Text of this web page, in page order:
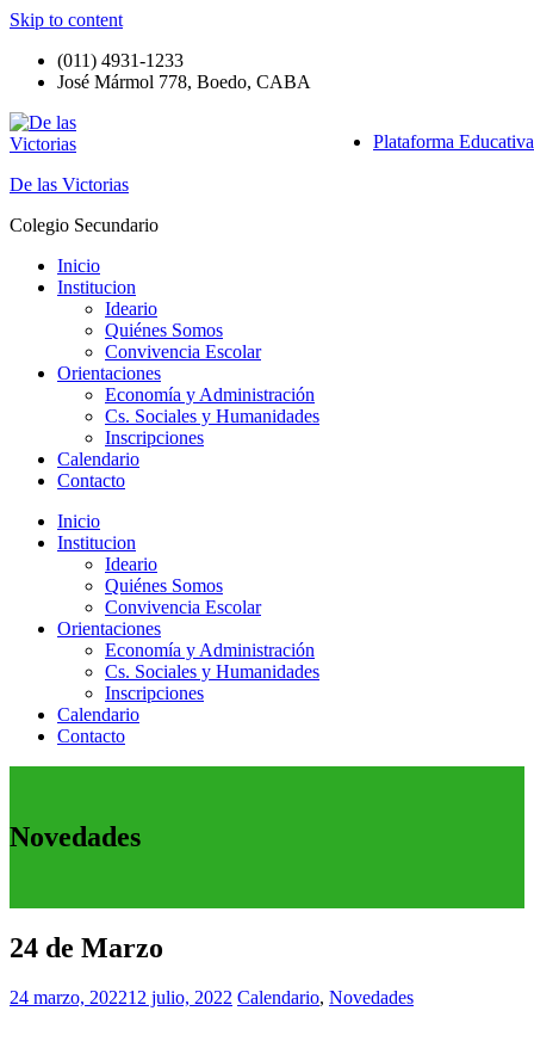
Skip to content
(011) 4931-1233
José Mármol 778, Boedo, CABA
Plataforma Educativa
De las Victorias
Colegio Secundario
Inicio
Institucion
Ideario
Quiénes Somos
Convivencia Escolar
Orientaciones
Economía y Administración
Cs. Sociales y Humanidades
Inscripciones
Calendario
Contacto
Inicio
Institucion
Ideario
Quiénes Somos
Convivencia Escolar
Orientaciones
Economía y Administración
Cs. Sociales y Humanidades
Inscripciones
Calendario
Contacto
Novedades
24 de Marzo
24 marzo, 202212 julio, 2022 Calendario, Novedades